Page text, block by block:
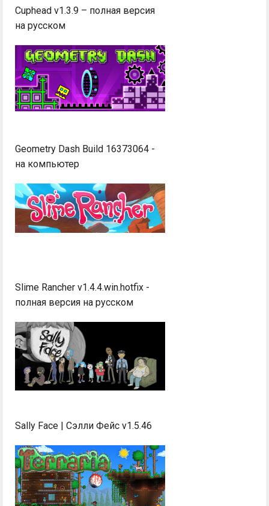
Cuphead v1.3.9 – полная версия
на русском
Geometry Dash Build 16373064 -
на компьютер
Slime Rancher v1.4.4.win.hotfix -
полная версия на русском
Sally Face | Сэлли Фейс v1.5.46